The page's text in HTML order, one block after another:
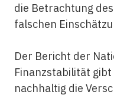
die Betrachtung
falschen
Der Bericht der
Finanzstabilität
nachhaltig die